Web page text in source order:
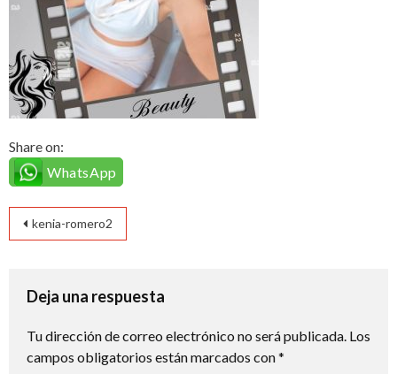
Share on:
WhatsApp
Navegación
entradas
kenia-romero2
Deja una respuesta
Tu dirección de correo electrónico no será publicada. Los
campos obligatorios están marcados con*